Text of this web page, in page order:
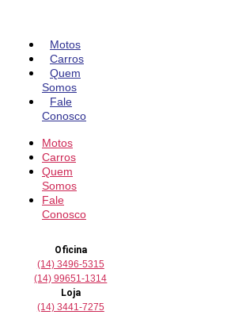
conteúdo
Motos
Carros
Quem
Somos
Fale
Conosco
Motos
Carros
Quem
Somos
Fale
Conosco
Oficina
(14) 3496-5315
(14) 99651-1314
Loja
(14) 3441-7275